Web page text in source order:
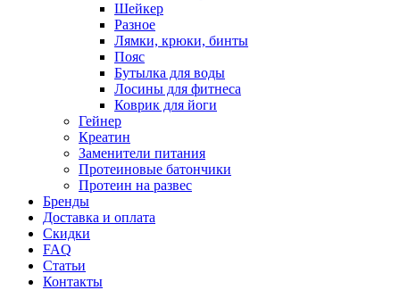
Шейкер
Разное
Лямки, крюки, бинты
Пояс
Бутылка для воды
Лосины для фитнеса
Коврик для йоги
Гейнер
Креатин
Заменители питания
Протеиновые батончики
Протеин на развес
Бренды
Доставка и оплата
Скидки
FAQ
Статьи
Контакты